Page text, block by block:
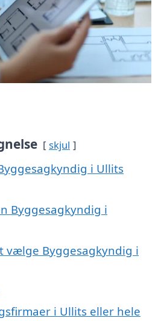
skjul
i Ullits
Byggesagkyndig i
vælge Byggesagkyndig i
i Ullits eller hele